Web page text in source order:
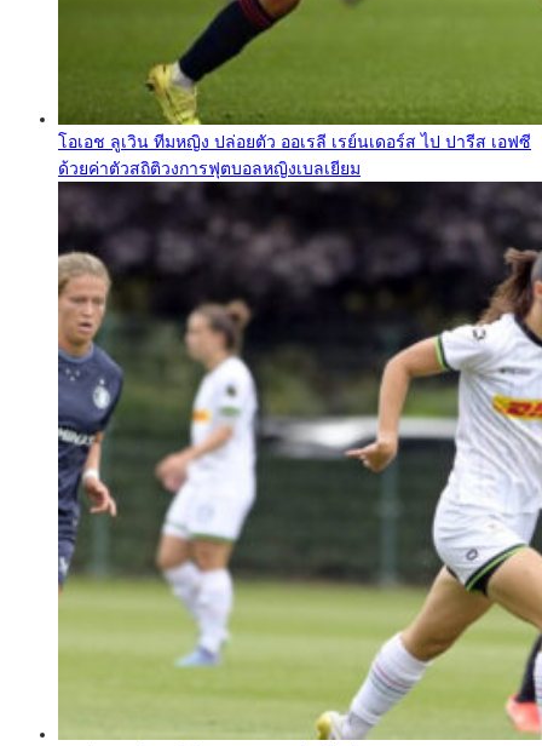
โอเอช ลูเวิน ทีมหญิง ปล่อยตัว ออเรลี เรย์นเดอร์ส ไป ปารีส เอฟซี
ด้วยค่าตัวสถิติวงการฟุตบอลหญิงเบลเยียม